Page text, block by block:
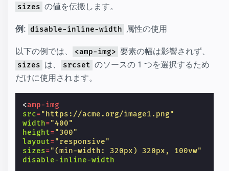
sizes の値を伝搬します。
例: disable-inline-width
属性の使用
以下の例では、
<amp-img> 要素の幅は影響されず、
sizes は、 srcset のソースの 1 つを選択するため
だけに使用されます。
<amp-img
src="https://acme.org/image1.png"
width="400"
height="300"
layout="responsive"
sizes="(min-width: 320px) 320px, 100vw"
disable-inline-width